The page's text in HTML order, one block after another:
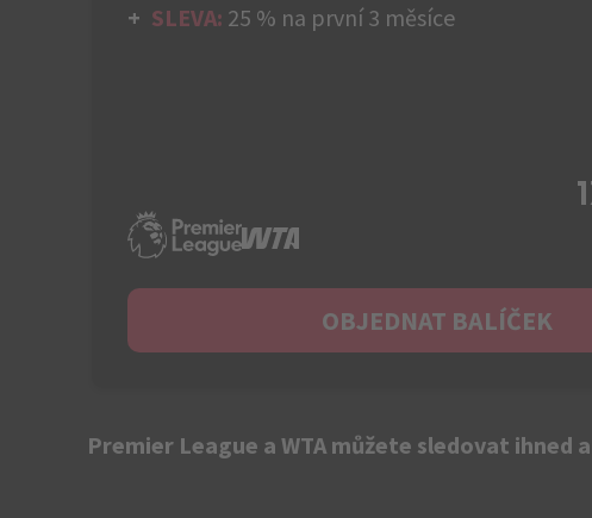
SLEVA: 25 % na první 3 měsíce
OBJEDNAT BALÍČEK
Premier League a WTA můžete sledovat ihned